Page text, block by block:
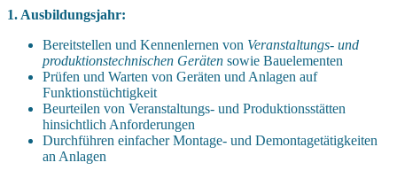
1. Ausbildungsjahr:
Bereitstellen und Kennenlernen von Veranstaltungs- und
produktionstechnischen Geräten sowie Bauelementen
Prüfen und Warten von Geräten und Anlagen auf
Funktionstüchtigkeit
Beurteilen von Veranstaltungs- und Produktionsstätten
hinsichtlich Anforderungen
Durchführen einfacher Montage- und Demontagetätigkeiten
an Anlagen